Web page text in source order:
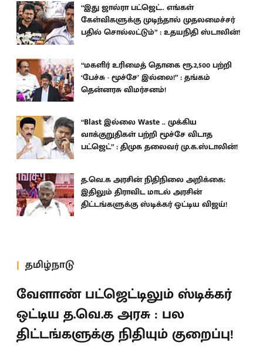
“இது ஜால்ரா பட்ஜெட்.. எங்கள்
கேள்விகளுக்கு முடிந்தால் முதலமைச்சர்
பதில் சொல்லட்டும்” : உதயநிதி ஸ்டாலின்!
“மகளிர் உரிமைத் தொகை ரூ.2,500 பற்றி
‘பேச்சு - மூச்சே’ இல்லை!” : தங்கம்
தென்னரசு விமர்சனம்!
“Blast இல்லை Waste .. முக்கிய
வாக்குறுதிகள் பற்றி மூச்சே விடாத
பட்ஜெட்” : திமுக தலைவர் மு.க.ஸ்டாலின்!
த.வெ.க அரசின் நிதிநிலை அறிக்கை:
இதிலும் திராவிட மாடல் அரசின்
திட்டங்களுக்கு ஸ்டிக்கர் ஒட்டிய விஜய்!
தமிழ்நாடு
வேளாண் பட்ஜெட்டிலும் ஸ்டிக்கர்
ஒட்டிய த.வெ.க அரசு : பல
திட்டங்களுக்கு நிதியும் குறைப்பு!